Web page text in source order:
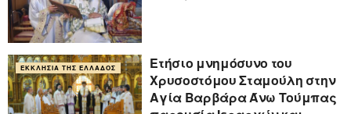
ΕΚΚΛΗΣΊΑ ΤΗΣ ΕΛΛΆΔΟΣ
Ετήσιο μνημόσυνο του
Χρυσοστόμου Σταμούλη στην
Αγία Βαρβάρα Άνω Τούμπας